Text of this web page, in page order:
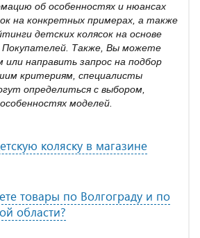
об особенностях и нюансах
на конкретных примерах, а также
детских колясок на основе
Покупателей. Также, Вы можете
или направить запрос на подбор
критериям, специалисты
определиться с выбором,
моделей.
коляску в магазине
товары по Волгограду и по
области?